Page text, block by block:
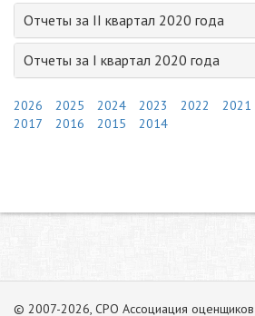
Отчеты за II квартал 2020 года
Отчеты за I квартал 2020 года
2026 2025 2024 2023 2022 2021
2017
2016 2015 2014
© 2007-2026, СРО Ассоциация